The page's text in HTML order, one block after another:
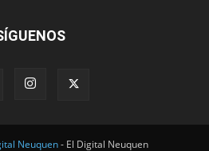
Neuquen- El Digital Neuquen